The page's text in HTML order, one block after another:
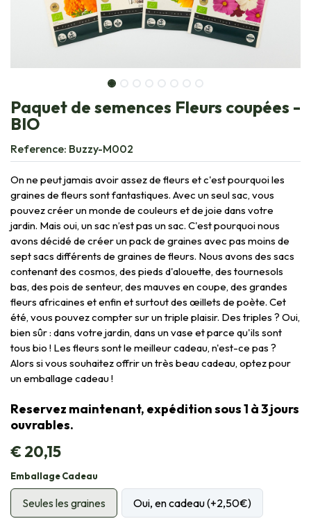
Paquet de semences Fleurs coupées -
BIO
Reference: Buzzy-M002
On ne peut jamais avoir assez de fleurs et c'est pourquoi les
graines de fleurs sont fantastiques. Avec un seul sac, vous
pouvez créer un monde de couleurs et de joie dans votre
jardin. Mais oui, un sac n’est pas un sac. C'est pourquoi nous
avons décidé de créer un pack de graines avec pas moins de
sept sacs différents de graines de fleurs. Nous avons des sacs
contenant des cosmos, des pieds d'alouette, des tournesols
bas, des pois de senteur, des mauves en coupe, des grandes
fleurs africaines et enfin et surtout des œillets de poète. Cet
été, vous pouvez compter sur un triple plaisir. Des triples ? Oui,
bien sûr : dans votre jardin, dans un vase et parce qu'ils sont
tous bio ! Les fleurs sont le meilleur cadeau, n'est-ce pas ?
Alors si vous souhaitez offrir un très beau cadeau, optez pour
un emballage cadeau !
Reservez maintenant, expédition sous 1 à 3 jours
ouvrables.
€20,15
Emballage Cadeau
Seules les graines Oui, en cadeau (+2,50€)